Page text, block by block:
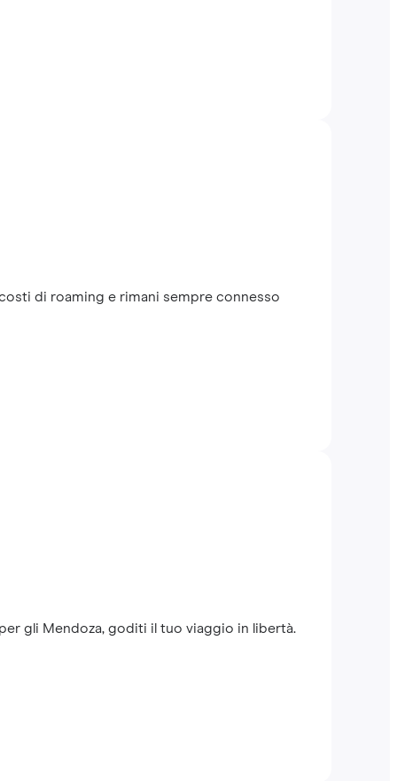
di roaming e rimani sempre connesso
gli Mendoza, goditi il tuo viaggio in libertà.